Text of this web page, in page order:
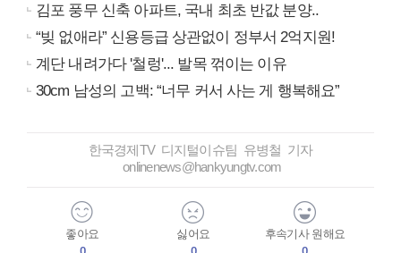
김포 풍무 신축 아파트, 국내 최초 반값 분양..
“빚 없애라” 신용등급 상관없이 정부서 2억지원!
계단 내려가다 '철렁'... 발목 꺾이는 이유
30cm 남성의 고백: “너무 커서 사는 게 행복해요”
한국경제TV 디지털이슈팀 유병철 기자
onlinenews@hankyungtv.com
좋아요
싫어요
후속기사 원해요